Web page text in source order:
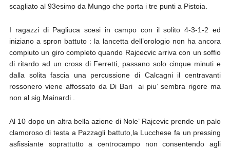
scagliato al 93esimo da Mungo che porta i tre punti a Pistoia.
I ragazzi di Pagliuca scesi in campo con il solito 4-3-1-2 ed
iniziano a spron battuto : la lancetta dell’orologio non ha ancora
compiuto un giro completo quando Rajcecvic arriva con un soffio
di ritardo ad un cross di Ferretti, passano solo cinque minuti e
dalla solita fascia una percussione di Calcagni il centravanti
rossonero viene affossato da Di Bari ai piu’ sembra rigore ma
non al sig.Mainardi .
Al 10 dopo un altra bella azione di Nole’ Rajcevic prende un palo
clamoroso di testa a Pazzagli battuto,la Lucchese fa un pressing
asfissiante soprattutto a centrocampo non consentendo agli